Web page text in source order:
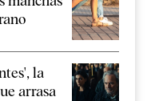
la
arrasa